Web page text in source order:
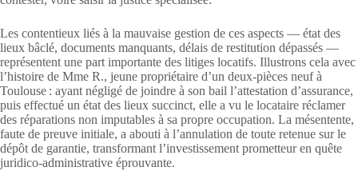
Les contentieux liés à la mauvaise gestion de ces aspects — état des
lieux bâclé, documents manquants, délais de restitution dépassés —
représentent une part importante des litiges locatifs. Illustrons cela avec
l’histoire de Mme R., jeune propriétaire d’un deux-pièces neuf à
Toulouse : ayant négligé de joindre à son bail l’attestation d’assurance,
puis effectué un état des lieux succinct, elle a vu le locataire réclamer
des réparations non imputables à sa propre occupation. La mésentente,
faute de preuve initiale, a abouti à l’annulation de toute retenue sur le
dépôt de garantie, transformant l’investissement prometteur en quête
juridico-administrative éprouvante.